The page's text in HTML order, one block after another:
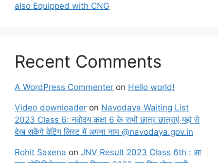
also Equipped with CNG
Recent Comments
A WordPress Commenter on Hello world!
Video downloader on Navodaya Waiting List
2023 Class 6: नवोदय कक्षा 6 के सभी छात्र छात्राएं यहां से
देख सकेंगे वेटिंग लिस्ट में अपना नाम @navodaya.gov.in
Rohit Saxena on JNV Result 2023 Class 6th : आ